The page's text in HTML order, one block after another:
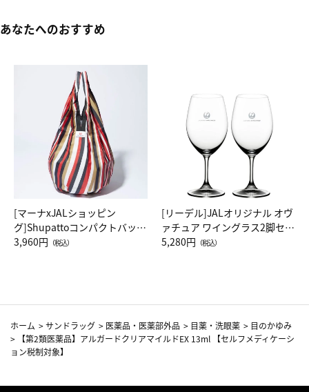
あなたへのおすすめ
[マーナxJALショッピン
グ]Shupattoコンパクトバッグ
Drop JAL客室乗務員（LC）ス
3,960円 （税込）
[リーデル]JALオリジナル オヴ
ァチュア ワイングラス2脚セッ
ト（レッドワイン）
5,280円 （税込）
ホーム >サンドラッグ > 医薬品・医薬部外品 > 目薬・洗眼薬 > 目のかゆみ
>
【第2類医薬品】アルガードクリアマイルドEX 13ml 【セルフメディケーシ
ョン税制対象】